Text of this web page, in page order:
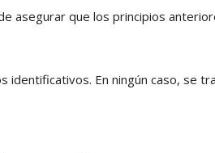
asegurar que los principios
identificativos. En ningún caso, se